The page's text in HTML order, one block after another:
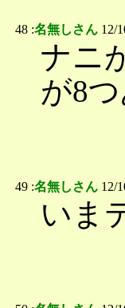
48 :名無しさん 12/
ナニ
が8
49 :名無しさん 12/
いま